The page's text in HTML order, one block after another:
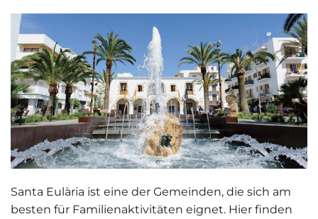
Santa Eulària ist eine der Gemeinden, die sich am
besten für Familienaktivitäten eignet. Hier finden